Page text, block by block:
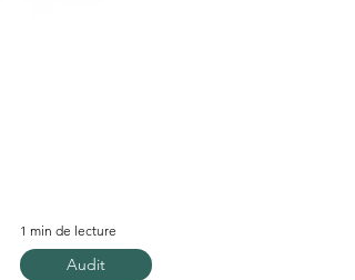
1 min de lecture